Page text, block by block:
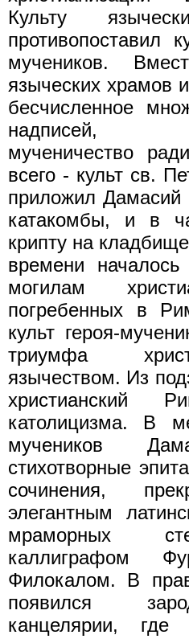
Культу
противопоставил
мучеников.
языческих храмов
бесчисленное
надписей,
мученичество
всего - культ св.
приложил Дамасий
катакомбы, и в
крипту на
времени
могилам
погребенных в
культ героя-
триумфа
язычеством. Из
христианский
католицизма. В
мучеников
стихотворные
сочинения,
элегантным
мраморных
каллиграфом
Филокалом. В
появился
канцелярии, где